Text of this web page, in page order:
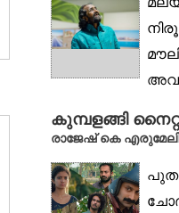
കുമ്പളങ്ങി
രാജേഷ് കെ എരുമേലി